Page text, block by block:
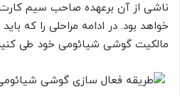
ناشی از آن برعهده صاحب سیم
خواهد بود. در ادامه مراحلی را که
مالکیت گوشی شیائومی خود طی